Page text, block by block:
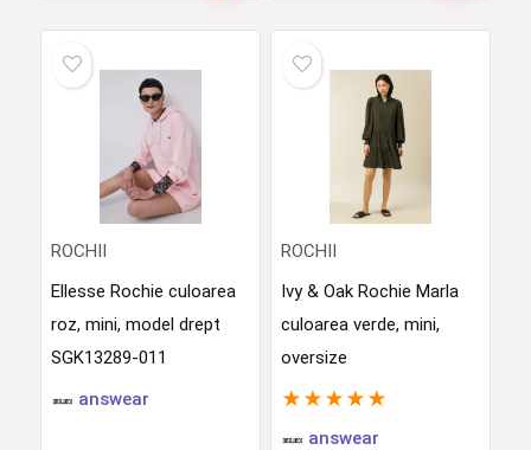
ROCHII
Ellesse Rochie culoarea
roz, mini, model drept
SGK13289-011
answear
ROCHII
Ivy & Oak Rochie Marla
culoarea verde, mini,
oversize
★ ★ ★ ★ ★
answear